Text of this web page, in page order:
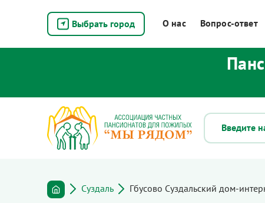
Выбрать город О нас Вопрос-ответ
Суздаль Гбусово Суздальский дом-